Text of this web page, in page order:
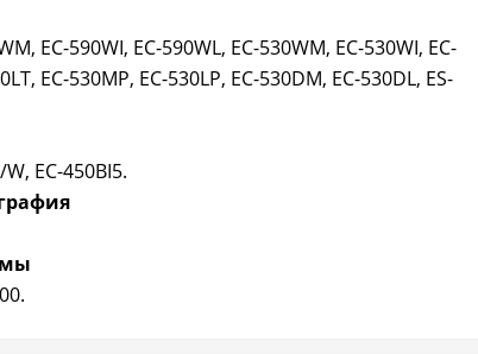
EC-590WI, EC-590WL, EC-530WM, EC-530WI, EC-
EC-530MP, EC-530LP, EC-530DM, EC-530DL, ES-
EC-450BI5.